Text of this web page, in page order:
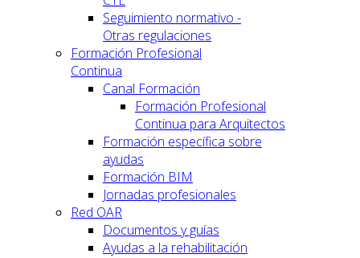
Seguimiento normativo -
Otras regulaciones
Formación Profesional
Continua
Canal Formación
Formación Profesional
Continua para Arquitectos
Formación específica sobre
ayudas
Formación BIM
Jornadas profesionales
Red OAR
Documentos y guías
Ayudas a la rehabilitación